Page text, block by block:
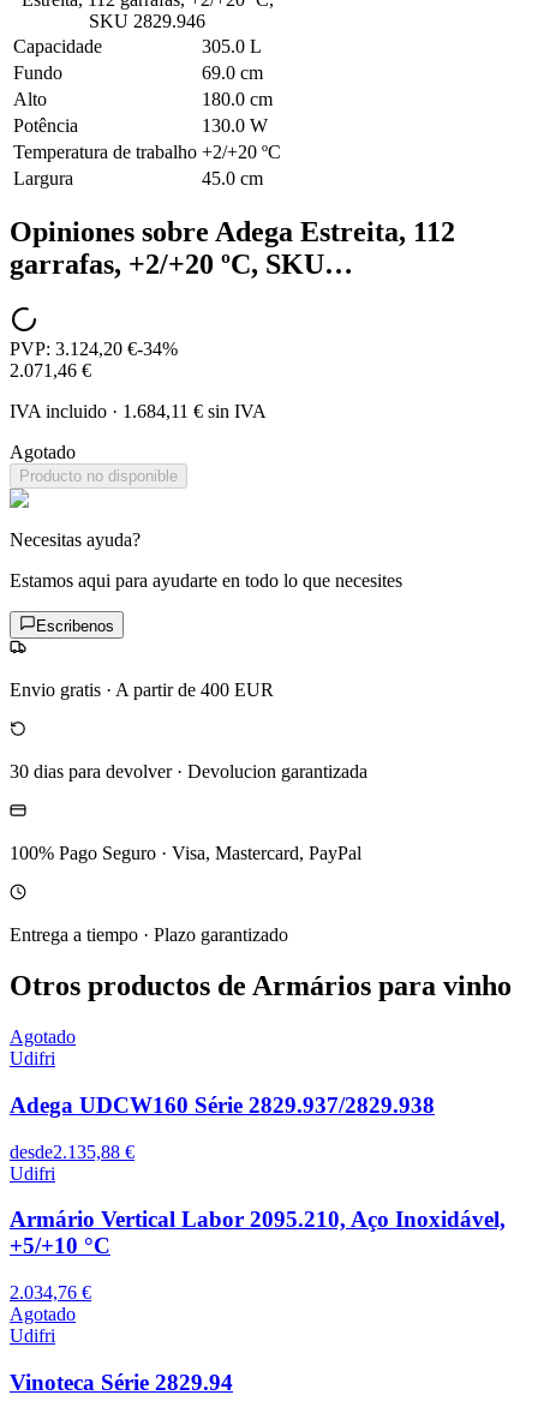
SKU 2829.946
Capacidade
305.0 L
Fundo
69.0 cm
Alto
180.0 cm
Potência
130.0 W
Temperatura de trabalho +2/+20 ºC
Largura
45.0 cm
Opiniones sobre Adega Estreita, 112
garrafas, +2/+20 ºC, SKU…
PVP: 3.124,20 €-34%
2.071,46 €
IVA incluido · 1.684,11 € sin IVA
Agotado
Producto no disponible
Necesitas ayuda?
Estamos aqui para ayudarte en todo lo que necesites
Escribenos
Envio gratis · A partir de 400 EUR
30 dias para devolver· Devolucion garantizada
100% Pago Seguro · Visa, Mastercard, PayPal
Entrega a tiempo · Plazo garantizado
Otros productos de Armários para vinho
Agotado
Udifri
Adega UDCW160 Série 2829.937/2829.938
desde2.135,88 €
Udifri
Armário Vertical Labor 2095.210, Aço Inoxidável,
+5/+10 °C
2.034,76 €
Agotado
Udifri
Vinoteca Série 2829.94